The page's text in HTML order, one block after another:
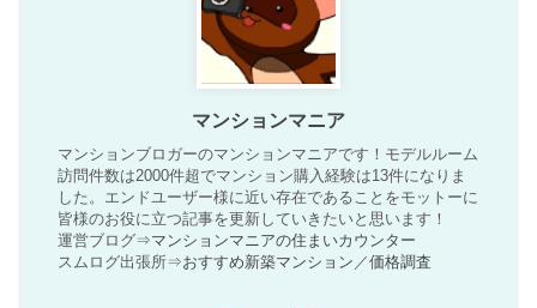
マンションマニア
マンションブロガーのマンションマニアです！モデルルーム
訪問件数は2000件超でマンション購入経験は13件になりま
した。エンドユーザー様に近い存在であることをモットーに
皆様のお役に立つ記事を更新していきたいと思います！
運営ブログ⇒マンションマニアの住まいカウンター
スムログ出張所⇒おすすめ新築マンション ／価格調査